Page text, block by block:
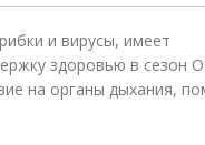
и вирусы, имеет
здоровью в сезон
на органы дыхания,